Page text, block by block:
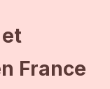
France